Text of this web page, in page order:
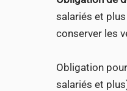
salariés et
conserver les
Obligation
salariés et